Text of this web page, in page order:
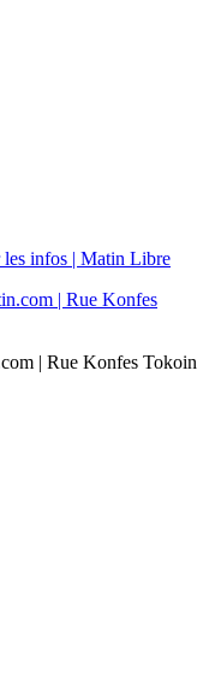
infos | Matin Libre
| Rue Konfes Tokoin